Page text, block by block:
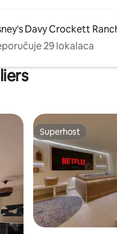
Davy Crockett
29 lokalaca
Superhost
Superhost